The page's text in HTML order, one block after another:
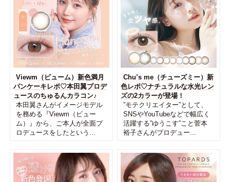
Viewm（ビューム）新色満月
パンケーキレポ♡本田翼プロデ
ュースのちゅるんカラコン♪
本田翼さんがイメージモデル
を務める『Viewm（ビュー
ム）』から、ご本人が全面プ
ロデュースをしたという...
Chu’s me（チューズミー）新
色レポ♡ナチュラルな水光レン
ズの2カラーが登場！
”モテクリエイター”として、
SNSやYouTubeなどで幅広く
活躍する”ゆうこす”こと菅本
裕子さんがプロデュー...